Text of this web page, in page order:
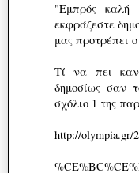
"Εμπρός καλή
εκφράζεστε
μας προτρέπει
Τί να πει
δημοσίως σαν
σχόλιο 1 της
http://olympia.gr/
-